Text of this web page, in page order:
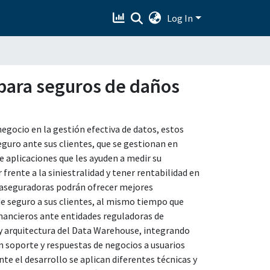
Log In
seguros de daños
en la gestión efectiva de datos, estos
ante sus clientes, que se gestionan en
que les ayuden a medir su
frente a la siniestralidad y tener rentabilidad en
podrán ofrecer mejores
seguro a sus clientes, al mismo tiempo que
ante entidades reguladoras de
del Data Warehouse, integrando
soporte y respuestas de negocios a usuarios
el desarrollo se aplican diferentes técnicas y